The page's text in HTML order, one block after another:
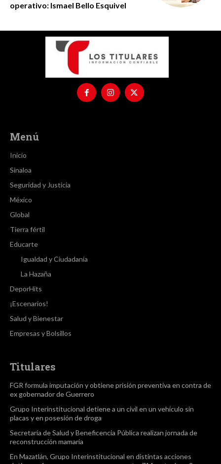
operativo: Ismael Bello Esquivel
Menú
Inicio
Sinaloa
Seguridad y Justicia
México
Global
Tierra fértil
Educarte
Igualdad y Ciudadanía
La Hazaña
DeporHits
¡Escenarios!
Salud y Bienestar
Empresas y Bolsillos
Titulares
FGR formula imputación y obtiene prisión preventiva en contra de
ex gobernador de Guerrero
Grupo Interinstitucional detiene a un civil en un vehículo sin
placas y en posesión de droga
Secretaría de Salud y Beneficencia Pública realizan jornada de
reconstrucción mamaria
En Mazatlán, Grupo Interinstitucional en distintas acciones